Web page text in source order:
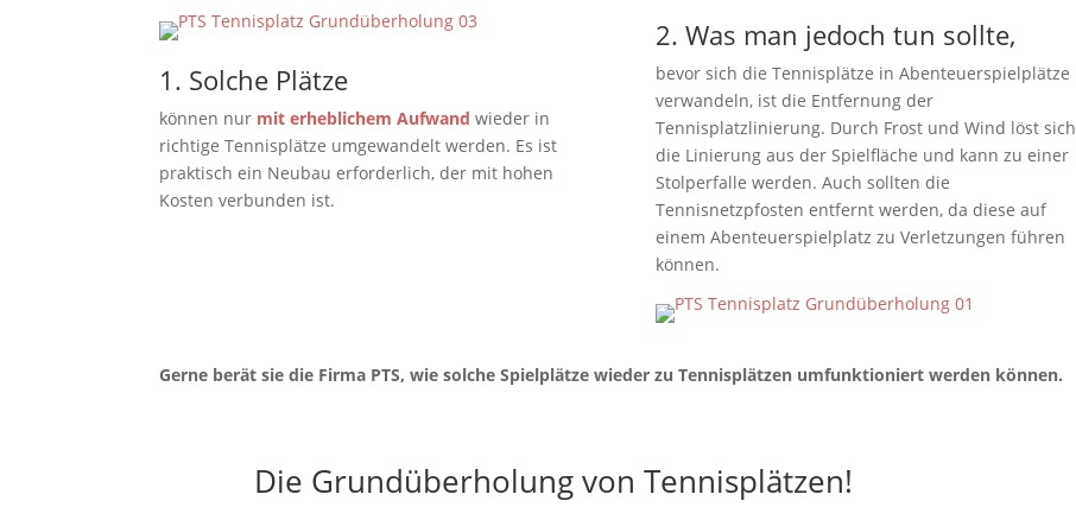
1. Solche Plätze
können nur mit erheblichem Aufwand wieder in
richtige Tennisplätze umgewandelt werden. Es ist
praktisch ein Neubau erforderlich, der mit hohen
Kosten verbunden ist.
2. Was man jedoch tun sollte,
bevor sich die Tennisplätze in Abenteuerspielplätze
verwandeln, ist die Entfernung der
Tennisplatzlinierung. Durch Frost und Wind löst sich
die Linierung aus der Spielfläche und kann zu einer
Stolperfalle werden. Auch sollten die
Tennisnetzpfosten entfernt werden, da diese auf
einem Abenteuerspielplatz zu Verletzungen führen
können.
Gerne berät sie die Firma PTS, wie solche Spielplätze wieder zu Tennisplätzen umfunktioniert werden können.
Die Grundüberholung von Tennisplätzen!